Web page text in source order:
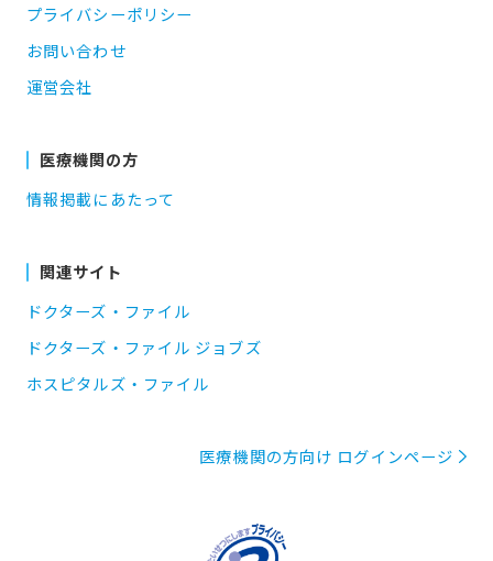
プライバシーポリシー
お問い合わせ
運営会社
医療機関の方
情報掲載にあたって
関連サイト
ドクターズ・ファイル
ドクターズ・ファイル ジョブズ
ホスピタルズ・ファイル
医療機関の方向け ログインページ